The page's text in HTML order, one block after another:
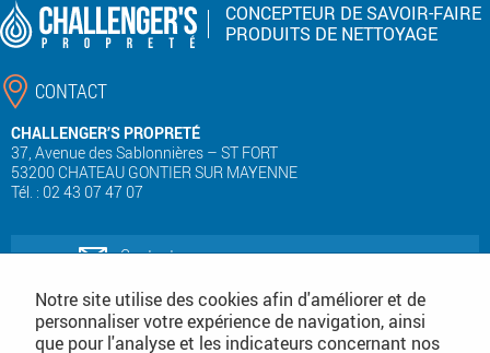
CONCEPTEUR DE SAVOIR-FAIRE
PRODUITS DE NETTOYAGE
CONTACT
CHALLENGER’S PROPRETÉ
37, Avenue des Sablonnières – ST FORT
53200 CHATEAU GONTIER SUR MAYENNE
Tél. : 02 43 07 47 07
Contactez-nous
Téléchargez notre catalogue produits
Notre site utilise des cookies afin d'améliorer et de
personnaliser votre expérience de navigation, ainsi
que pour l'analyse et les indicateurs concernant nos